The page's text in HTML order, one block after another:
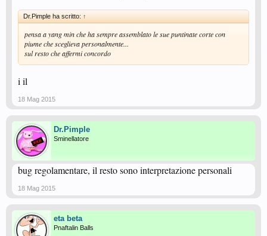
Dr.Pimple ha scritto: ↑
pensa a yang min che ha sempre assemblato le sue puntinate corte con
piume che sceglieva personalmente...
sul resto che affermi concordo
i il
18 Mag 2015
Dr.Pimple
Sminellatore
bug regolamentare, il resto sono interpretazione personali
18 Mag 2015
eta beta
Pnaftalin Balls